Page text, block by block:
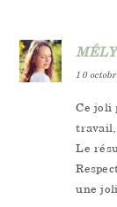
10
Ce joli
travail,
Le
une